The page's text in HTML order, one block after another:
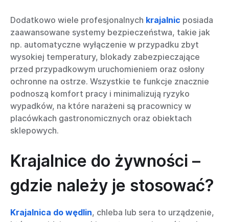
Dodatkowo wiele profesjonalnych krajalnic posiada
zaawansowane systemy bezpieczeństwa, takie jak
np. automatyczne wyłączenie w przypadku zbyt
wysokiej temperatury, blokady zabezpieczające
przed przypadkowym uruchomieniem oraz osłony
ochronne na ostrze. Wszystkie te funkcje znacznie
podnoszą komfort pracy i minimalizują ryzyko
wypadków, na które narażeni są pracownicy w
placówkach gastronomicznych oraz obiektach
sklepowych.
Krajalnice do żywności –
gdzie należy je stosować?
Krajalnica do wędlin, chleba lub sera to urządzenie,